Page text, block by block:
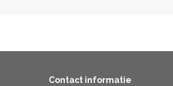
Contact informatie